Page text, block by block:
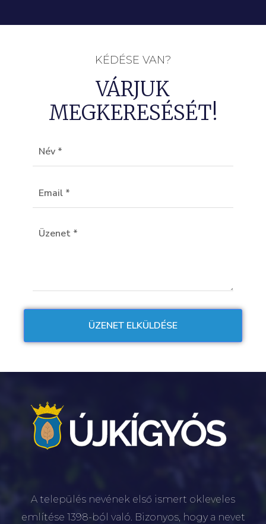
KÉDÉSE VAN?
VÁRJUK
MEGKERESÉSÉT!
A település nevének első ismert okleveles
említése 1398-ból való. Bizonyos, hogy a nevet